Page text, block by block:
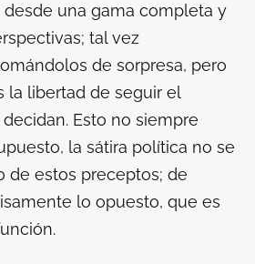
desde una gama completa y
tal vez
de sorpresa, pero
la libertad de seguir el
Esto no siempre
la sátira política no se
de estos preceptos; de
lo opuesto, que es